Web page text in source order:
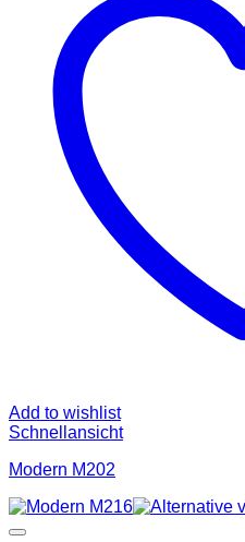
Add to wishlist
Schnellansicht
Modern M202